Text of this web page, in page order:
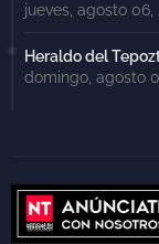
jueves, agosto 06,
Heraldo del
domingo, agosto